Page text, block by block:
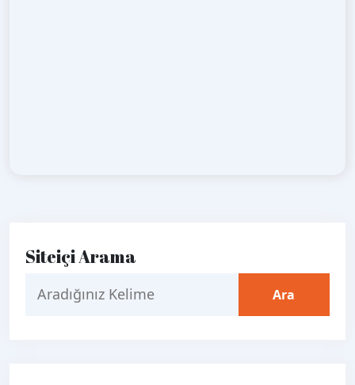
Siteiçi Arama